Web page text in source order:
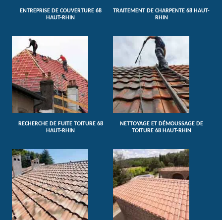
ENTREPRISE DE COUVERTURE 68
HAUT-RHIN
TRAITEMENT DE CHARPENTE 68 HAUT-
RHIN
RECHERCHE DE FUITE TOITURE 68
HAUT-RHIN
NETTOYAGE ET DÉMOUSSAGE DE
TOITURE 68 HAUT-RHIN